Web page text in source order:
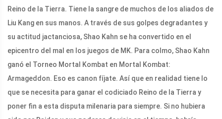
Reino de la Tierra. Tiene la sangre de muchos de los aliados de
Liu Kang en sus manos. A través de sus golpes degradantes y
su actitud jactanciosa, Shao Kahn se ha convertido en el
epicentro del mal en los juegos de MK. Para colmo, Shao Kahn
ganó el Torneo Mortal Kombat en Mortal Kombat:
Armageddon. Eso es canon fíjate. Así que en realidad tiene lo
que se necesita para ganar el codiciado Reino de la Tierra y
poner fin a esta disputa milenaria para siempre. Si no hubiera